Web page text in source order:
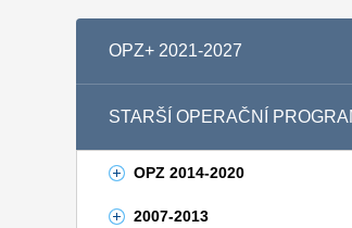
OPZ+ 2021-2027
STARŠÍ OPERAČNÍ
OPZ 2014-2020
2007-2013